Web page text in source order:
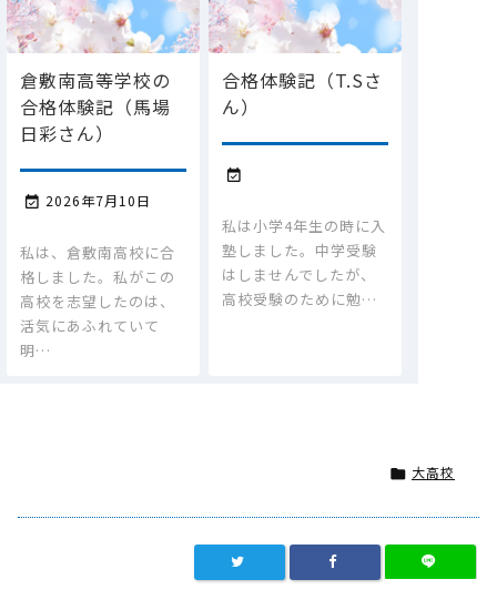
倉敷南高等学校の
合格体験記（馬場
日彩さん）
 2026年7月10日
私は、倉敷南高校に合
格しました。私がこの
高校を志望したのは、
活気にあふれていて
明…
合格体験記（T.Sさ
ん）

私は小学4年生の時に入
塾しました。中学受験
はしませんでしたが、
高校受験のために勉…
 大高校